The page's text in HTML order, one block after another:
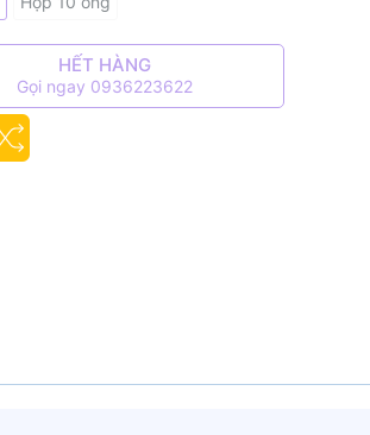
HẾT HÀNG
Gọi ngay 0936223622